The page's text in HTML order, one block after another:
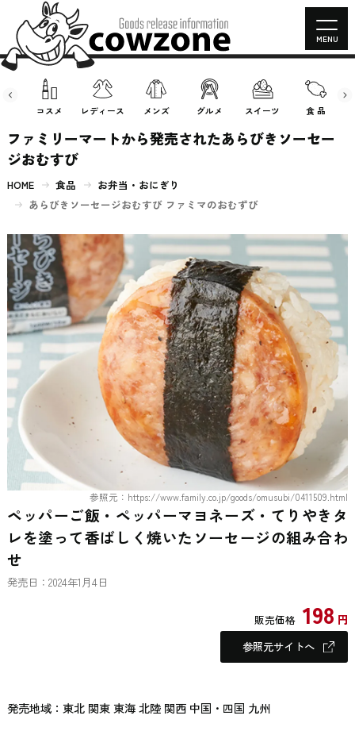
コスメ レディース メンズ グルメ スイーツ 食 品
MENU
ファミリーマートから発売されたあらびきソーセー
ジおむすび
HOME 食品
お弁当・おにぎり
あらびきソーセージおむすび ファミマのおむずび
参照元：https://www.family.co.jp/goods/omusubi/0411509.html
ペッパーご飯・ペッパーマヨネーズ・てりやきタ
レを塗って香ばしく焼いたソーセージの組み合わ
せ
発売日：2024年1月4日
販売価格 198 円
参照元サイトへ
発売地域：東北 関東 東海 北陸 関西 中国・四国 九州